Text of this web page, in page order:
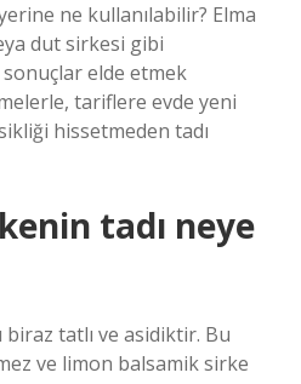
ne kullanılabilir? Elma
dut sirkesi gibi
elde etmek
tariflere evde yeni
hissetmeden tadı
tadı neye
tatlı ve asidiktir. Bu
ve limon balsamik sirke